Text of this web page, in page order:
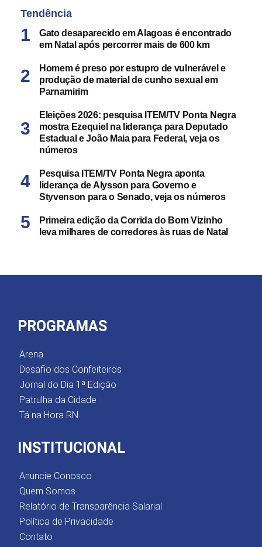
Tendência
Gato desaparecido em Alagoas é encontrado
em Natal após percorrer mais de 600 km
Homem é preso por estupro de vulnerável e
produção de material de cunho sexual em
Parnamirim
Eleições 2026: pesquisa ITEM/TV Ponta Negra
mostra Ezequiel na liderança para Deputado
Estadual e João Maia para Federal, veja os
números
Pesquisa ITEM/TV Ponta Negra aponta
liderança de Alysson para Governo e
Styvenson para o Senado, veja os números
Primeira edição da Corrida do Bom Vizinho
leva milhares de corredores às ruas de Natal
PROGRAMAS
Arena
Desafio dos Confeiteiros
Jornal do Dia 1ª Edição
Patrulha da Cidade
Tá na Hora RN
INSTITUCIONAL
Anuncie Conosco
Quem Somos
Relatório de Transparência Salarial
Política de Privacidade
Contato